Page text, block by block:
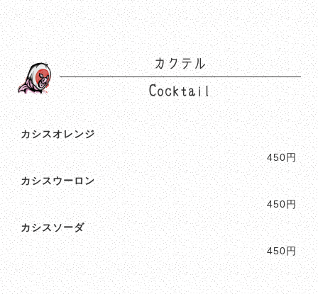
カクテル
Cocktail
カシスオレンジ
450円
カシスウーロン
450円
カシスソーダ
450円